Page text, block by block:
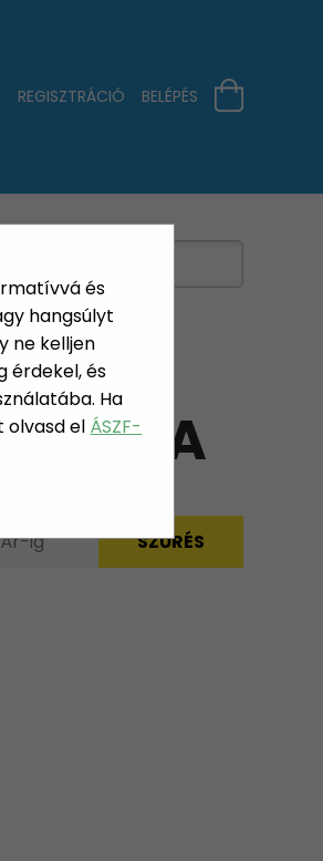
és
hangsúlyt
ne kelljen
érdekel, és
Ha
olvasd el ÁSZF-
REGISZTRÁCIÓ BELÉPÉS